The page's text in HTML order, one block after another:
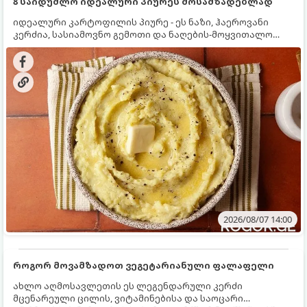
იდეალური კარტოფილის პიურე - ეს ნაზი, ჰაეროვანი
კერძია, სასიამოვნო გემოთი და ნაღების-მოყვითალო
ფერით. მისი მომზადება ძალიან მარტივია, მაგრამ
არსებობს რამდენიმე საიდუმლო, რომლებიც უნდა
იცოდეთ, რომ პიურე იდეალურად გემრიელი გამოვიდეს.
2026/08/07 14:00
როგორ მოვამზადოთ ვეგეტარიანული ფალაფელი
ახლო აღმოსავლეთის ეს ლეგენდარული კერძი
მცენარეული ცილის, ვიტამინებისა და საოცარი